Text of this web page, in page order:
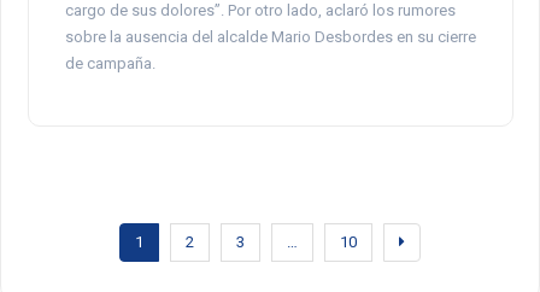
cargo de sus dolores”. Por otro lado, aclaró los rumores
sobre la ausencia del alcalde Mario Desbordes en su cierre
de campaña.
1 2 3 … 10